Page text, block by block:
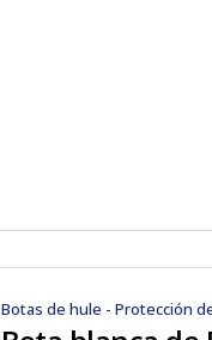
Botas de hule - Protección